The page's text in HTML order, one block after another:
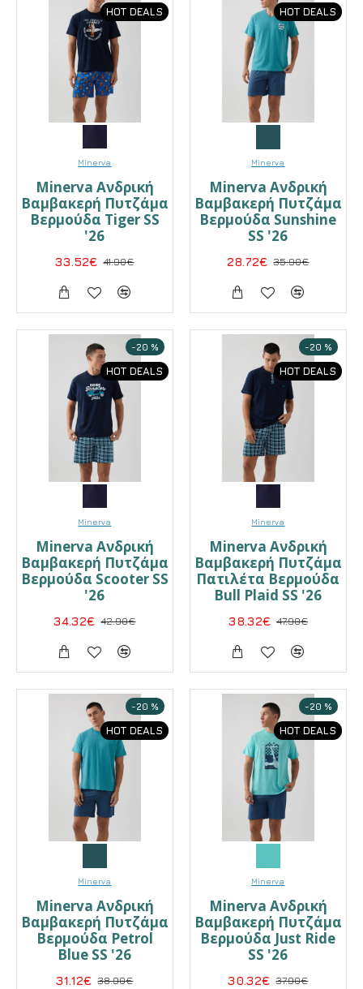
HOT DEALS
Minerva
Minerva Ανδρική
Βαμβακερή Πυτζάμα
Βερμούδα Tiger SS
'26
33.52€ 41.90€
HOT DEALS
Minerva
Minerva Ανδρική
Βαμβακερή Πυτζάμα
Βερμούδα Sunshine
SS '26
28.72€ 35.90€
HOT DEALS
-20 %
Minerva
Minerva Ανδρική
Βαμβακερή Πυτζάμα
Βερμούδα Scooter SS
'26
34.32€ 42.90€
HOT DEALS
-20 %
Minerva
Minerva Ανδρική
Βαμβακερή Πυτζάμα
Πατιλέτα Βερμούδα
Bull Plaid SS '26
38.32€ 47.90€
HOT DEALS
-20 %
Minerva
Minerva Ανδρική
Βαμβακερή Πυτζάμα
Βερμούδα Petrol
Blue SS '26
31.12€ 38.90€
HOT DEALS
-20 %
Minerva
Minerva Ανδρική
Βαμβακερή Πυτζάμα
Βερμούδα Just Ride
SS '26
30.32€ 37.90€